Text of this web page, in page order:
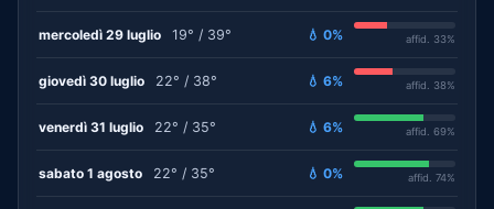
mercoledì 29 luglio 19° / 39° 💧 0% affid. 33%
giovedì 30 luglio 22° / 38° 💧 6% affid. 38%
venerdì 31 luglio 22° / 35° 💧 6% affid. 69%
sabato 1 agosto 22° / 35° 💧 0% affid. 74%